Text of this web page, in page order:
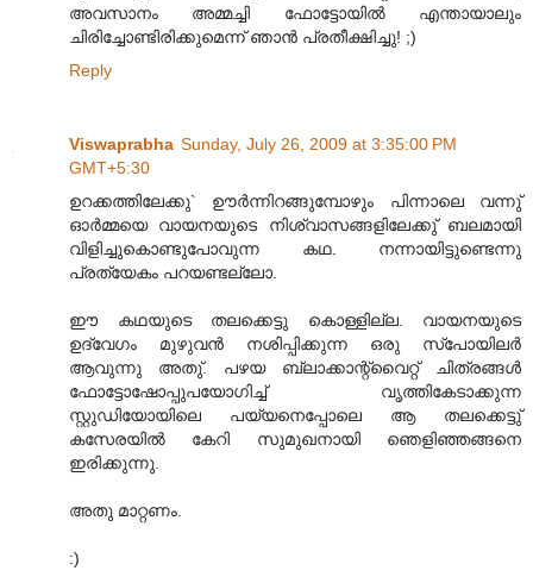
അവസാനം അമ്മച്ചി ഫോട്ടോയില്‍ എന്തായാലും
ചിരിച്ചോണ്ടിരിക്കുമെന്ന് ഞാന്‍ പ്രതീക്ഷിച്ചു! ;)
Reply
Viswaprabha Sunday, July 26, 2009 at 3:35:00 PM
GMT+5:30
ഉറക്കത്തിലേക്കു` ഊർന്നിറങ്ങുമ്പോഴും പിന്നാലെ വന്നു്
ഓർമ്മയെ വായനയുടെ നിശ്വാസങ്ങളിലേക്കു് ബലമായി
വിളിച്ചുകൊണ്ടുപോവുന്ന കഥ. നന്നായിട്ടുണ്ടെന്നു
പ്രത്യേകം പറയണ്ടല്ലോ.
ഈ കഥയുടെ തലക്കെട്ടു കൊള്ളില്ല. വായനയുടെ
ഉദ്വേഗം മുഴുവൻ നശിപ്പിക്കുന്ന ഒരു സ്പോയിലർ
ആവുന്നു അതു്. പഴയ ബ്ലാക്കാന്റ്വൈറ്റ് ചിത്രങ്ങൾ
ഫോട്ടോഷോപ്പുപയോഗിച്ച് വൃത്തികേടാക്കുന്ന
സ്റ്റുഡിയോയിലെ പയ്യനെപ്പോലെ ആ തലക്കെട്ടു്
കസേരയിൽ കേറി സുമുഖനായി ഞെളിഞ്ഞങ്ങനെ
ഇരിക്കുന്നു.
അതു മാറ്റണം.
:)